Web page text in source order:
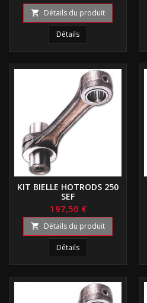
 Détails du produit
Détails
KIT BIELLE HOTRODS 250
SEF
197,50 €
 Détails du produit
Détails